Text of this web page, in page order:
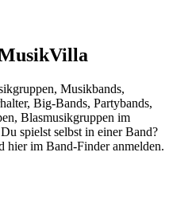
Musikbands,
Big-Bands, Partybands,
Blasmusikgruppen im
spielst selbst in einer Band?
hier im Band-Finder anmelden.